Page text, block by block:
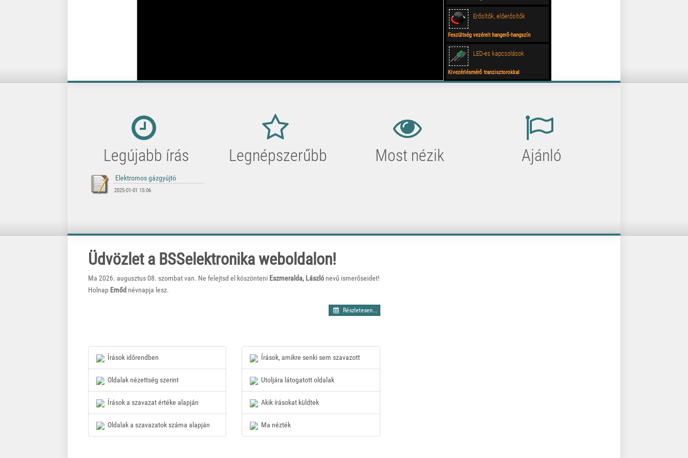
Erősítők, előerősítők
Feszültség vezérelt hangerő-hangszín
szabályzó TCA5500-al 2.
LED-es kapcsolások
Kivezérlésmérő tranzisztorokkal
Legújabb írás
2025-01-01 15:06
Legnépszerűbb Most nézik Ajánló
Üdvözlet a BSSelektronika weboldalon!
Ma 2026. augusztus 08. szombat van. Ne felejtsd el köszönteni Eszmeralda, László nevű ismerőseidet!
Holnap Emőd névnapja lesz.
Részletesen...
Írások időrendben
Oldalak nézettség szerint
Írások a szavazat értéke alapján
Oldalak a szavazatok száma alapján
Írások, amikre senki sem szavazott
Utoljára látogatott oldalak
Akik írásokat küldtek
Ma nézték